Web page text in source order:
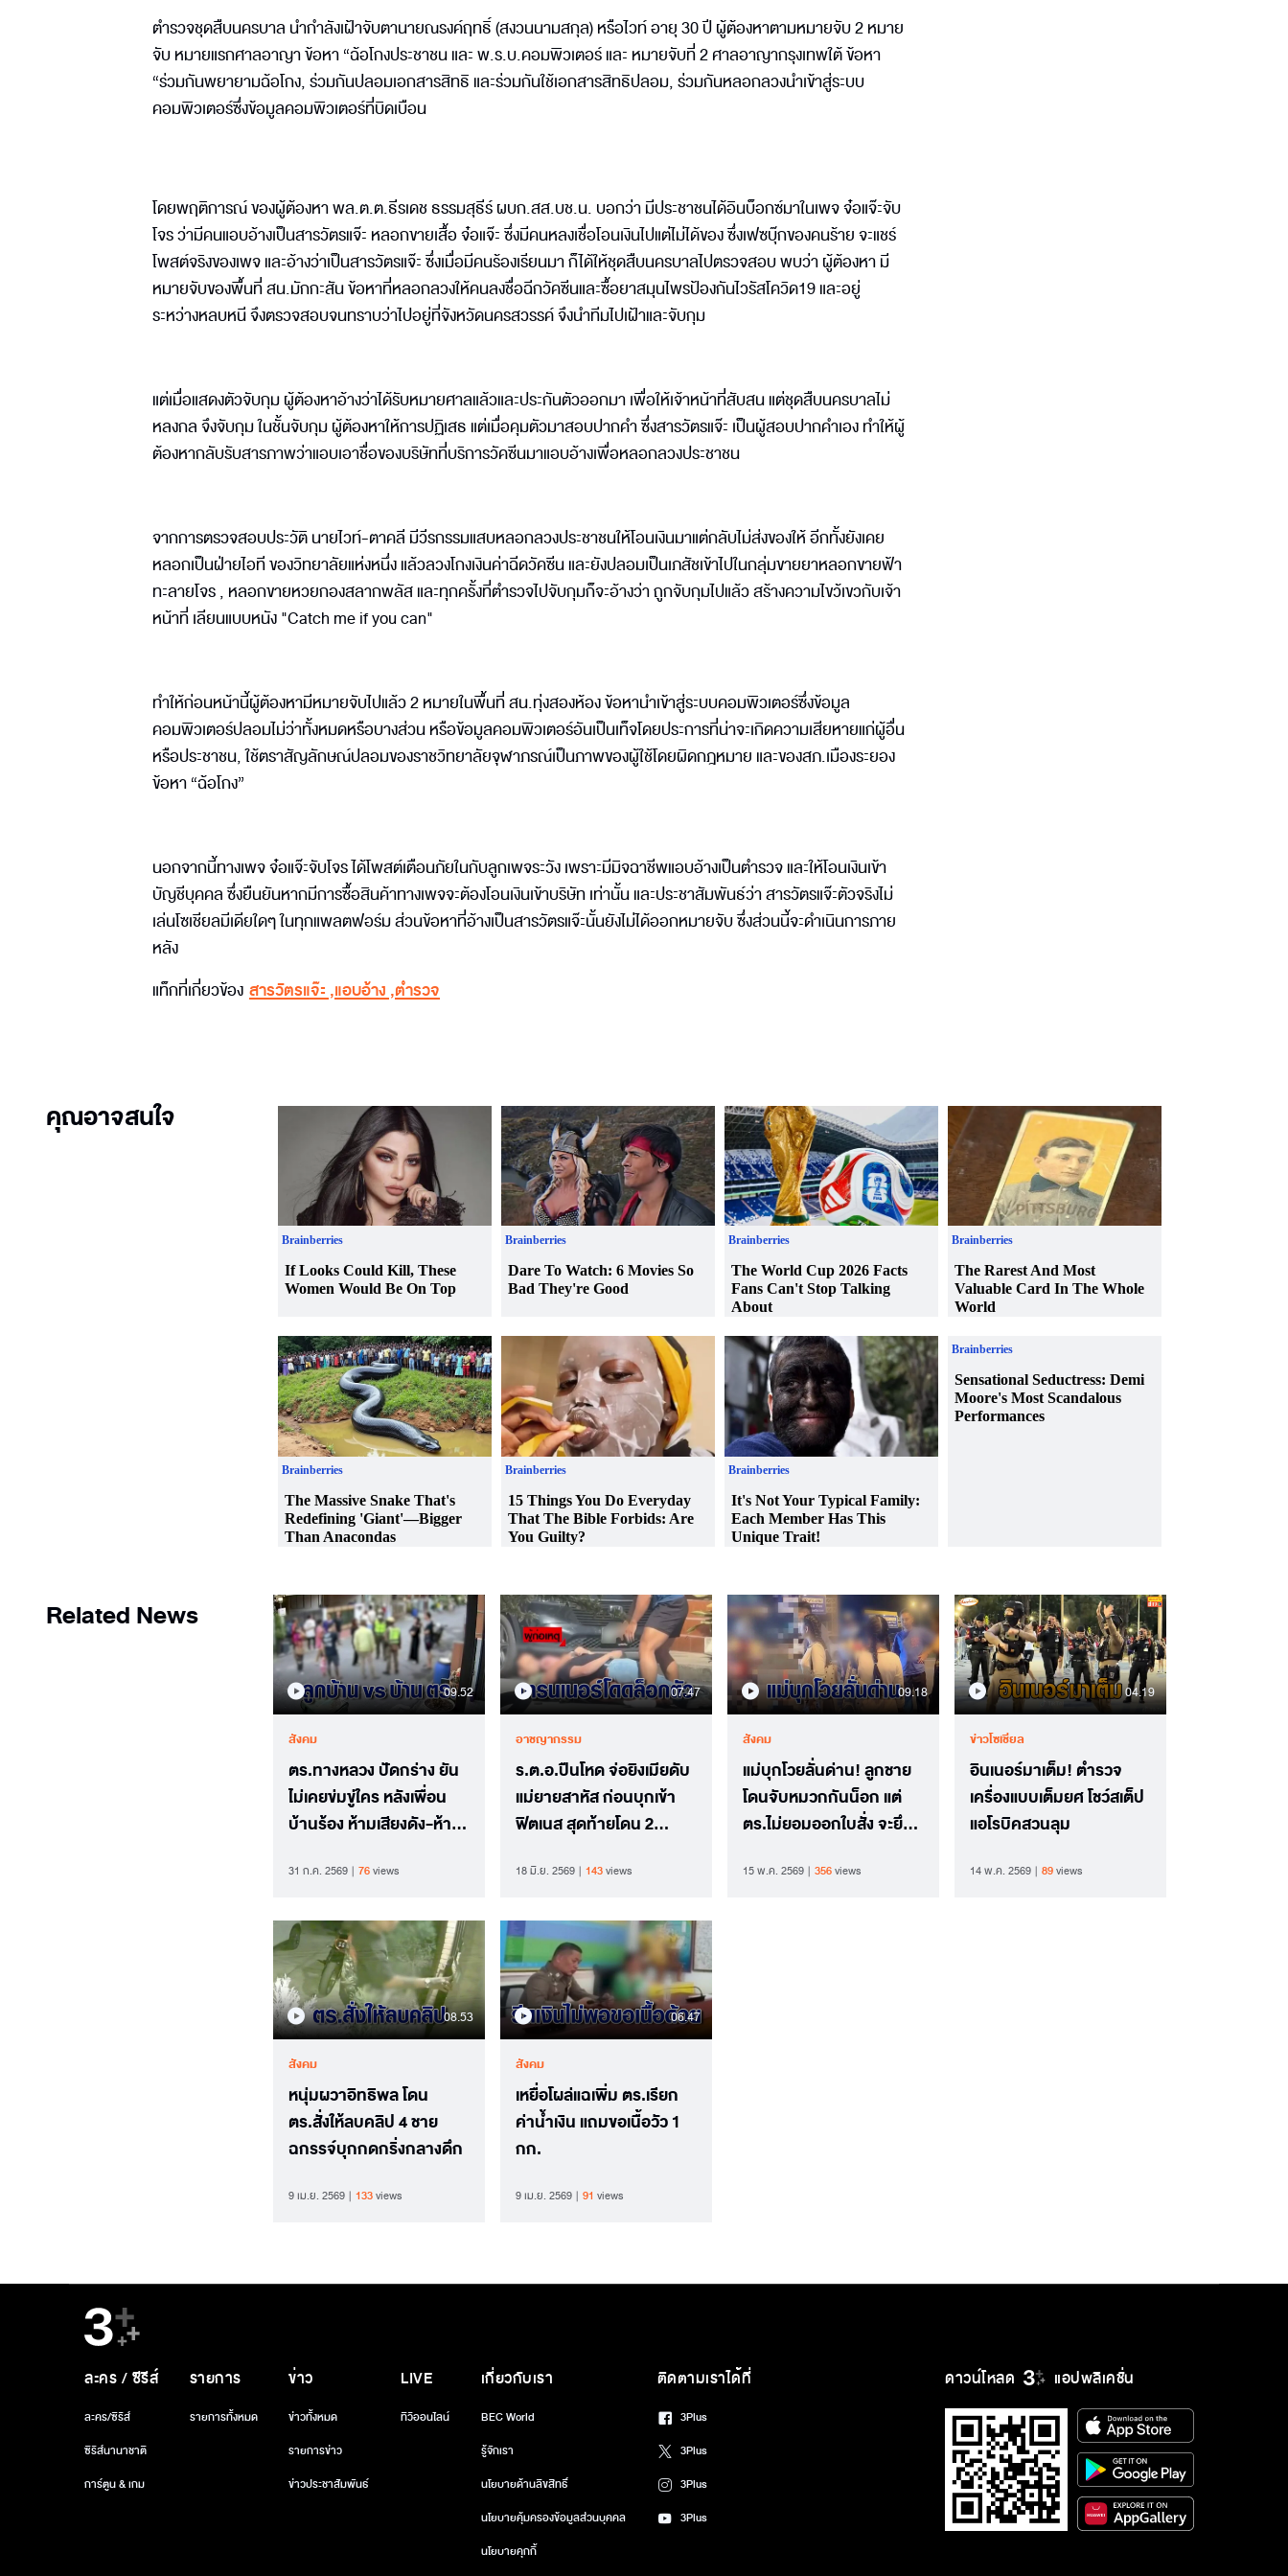
ตำรวจชุดสืบนครบาล นำกำลังเฝ้าจับตานายณรงค์ฤทธิ์ (สงวนนามสกุล) หรือไวท์ อายุ 30 ปี ผู้ต้องหาตามหมายจับ 2 หมาย
จับ หมายแรกศาลอาญา ข้อหา “ฉ้อโกงประชาชน และ พ.ร.บ.คอมพิวเตอร์ และ หมายจับที่ 2 ศาลอาญากรุงเทพใต้ ข้อหา
“ร่วมกันพยายามฉ้อโกง, ร่วมกันปลอมเอกสารสิทธิ และร่วมกันใช้เอกสารสิทธิปลอม, ร่วมกันหลอกลวงนำเข้าสู่ระบบ
คอมพิวเตอร์ซึ่งข้อมูลคอมพิวเตอร์ที่บิดเบือน
โดยพฤติการณ์ ของผู้ต้องหา พล.ต.ต.ธีรเดช ธรรมสุธีร์ ผบก.สส.บช.น. บอกว่า มีประชาชนได้อินบ็อกซ์มาในเพจ จ๋อแจ๊ะจับ
โจร ว่ามีคนแอบอ้างเป็นสารวัตรแจ๊ะ หลอกขายเสื้อ จ๋อแจ๊ะ ซึ่งมีคนหลงเชื่อโอนเงินไปแต่ไม่ได้ของ ซึ่งเฟซบุ๊กของคนร้าย จะแชร์
โพสต์จริงของเพจ และอ้างว่าเป็นสารวัตรแจ๊ะ ซึ่งเมื่อมีคนร้องเรียนมา ก็ได้ให้ชุดสืบนครบาลไปตรวจสอบ พบว่า ผู้ต้องหา มี
หมายจับของพื้นที่ สน.มักกะสัน ข้อหาที่หลอกลวงให้คนลงชื่อฉีกวัคซีนและซื้อยาสมุนไพรป้องกันไวรัสโควิด19 และอยู่
ระหว่างหลบหนี จึงตรวจสอบจนทราบว่าไปอยู่ที่จังหวัดนครสวรรค์ จึงนำทีมไปเฝ้าและจับกุม
แต่เมื่อแสดงตัวจับกุม ผู้ต้องหาอ้างว่าได้รับหมายศาลแล้วและประกันตัวออกมา เพื่อให้เจ้าหน้าที่สับสน แต่ชุดสืบนครบาลไม่
หลงกล จึงจับกุม ในชั้นจับกุม ผู้ต้องหาให้การปฏิเสธ แต่เมื่อคุมตัวมาสอบปากคำ ซึ่งสารวัตรแจ๊ะ เป็นผู้สอบปากคำเอง ทำให้ผู้
ต้องหากลับรับสารภาพว่าแอบเอาชื่อของบริษัทที่บริการวัคซีนมาแอบอ้างเพื่อหลอกลวงประชาชน
จากการตรวจสอบประวัติ นายไวท์-ตาคลี มีวีรกรรมแสบหลอกลวงประชาชนให้โอนเงินมาแต่กลับไม่ส่งของให้ อีกทั้งยังเคย
หลอกเป็นฝ่ายไอที ของวิทยาลัยแห่งหนึ่ง แล้วลวงโกงเงินค่าฉีดวัคซีน และยังปลอมเป็นเภสัชเข้าไปในกลุ่มขายยาหลอกขายฟ้า
ทะลายโจร , หลอกขายหวยกองสลากพลัส และทุกครั้งที่ตำรวจไปจับกุมก็จะอ้างว่า ถูกจับกุมไปแล้ว สร้างความไขว้เขวกับเจ้า
หน้าที่ เลียนแบบหนัง "Catch me if you can"
ทำให้ก่อนหน้านี้ผู้ต้องหามีหมายจับไปแล้ว 2 หมายในพื้นที่ สน.ทุ่งสองห้อง ข้อหานำเข้าสู่ระบบคอมพิวเตอร์ซึ่งข้อมูล
คอมพิวเตอร์ปลอมไม่ว่าทั้งหมดหรือบางส่วน หรือข้อมูลคอมพิวเตอร์อันเป็นเท็จโดยประการที่น่าจะเกิดความเสียหายแก่ผู้อื่น
หรือประชาชน, ใช้ตราสัญลักษณ์ปลอมของราชวิทยาลัยจุฬาภรณ์เป็นภาพของผู้ใช้โดยผิดกฎหมาย และของสภ.เมืองระยอง
ข้อหา “ฉ้อโกง”
นอกจากนี้ทางเพจ จ๋อแจ๊ะจับโจร ได้โพสต์เตือนภัยในกับลูกเพจระวัง เพราะมีมิจฉาชีพแอบอ้างเป็นตำรวจ และให้โอนเงินเข้า
บัญชีบุคคล ซึ่งยืนยันหากมีการซื้อสินค้าทางเพจจะต้องโอนเงินเข้าบริษัท เท่านั้น และประชาสัมพันธ์ว่า สารวัตรแจ๊ะตัวจริงไม่
เล่นโซเชียลมีเดียใดๆ ในทุกแพลตฟอร์ม ส่วนข้อหาที่อ้างเป็นสารวัตรแจ๊ะนั้นยังไม่ได้ออกหมายจับ ซึ่งส่วนนี้จะดำเนินการภาย
หลัง
แท็กที่เกี่ยวข้อง สารวัตรแจ๊ะ ,แอบอ้าง ,ตำรวจ
คุณอาจสนใจ
Related News
09.52
สังคม
ตร.ทางหลวง ปัดกร่าง ยัน
ไม่เคยข่มขู่ใคร หลังเพื่อน
บ้านร้อง ห้ามเสียงดัง-ห้าม
31 ก.ค. 2569 76views
07.47
อาชญากรรม
ร.ต.อ.ปืนโหด จ่อยิงเมียดับ
แม่ยายสาหัส ก่อนบุกเข้า
ฟิตเนส สุดท้ายโดน 2
18 มิ.ย. 2569 143views
09.18
สังคม
แม่บุกโวยลั่นด่าน! ลูกชาย
โดนจับหมวกกันน็อก แต่
ตร.ไม่ยอมออกใบสั่ง จะยึด
15 พ.ค. 2569 356views
04.19
ข่าวโซเชียล
อินเนอร์มาเต็ม! ตำรวจ
เครื่องแบบเต็มยศ โชว์สเต็ป
แอโรบิคสวนลุม
14 พ.ค. 2569 89views
08.53
สังคม
หนุ่มผวาอิทธิพล โดน
ตร.สั่งให้ลบคลิป 4 ชาย
ฉกรรจ์บุกกดกริ่งกลางดึก
9 เม.ย. 2569 133views
06.47
สังคม
เหยื่อโผล่แฉเพิ่ม ตร.เรียก
ค่าน้ำเงิน แถมขอเนื้อวัว 1
กก.
9 เม.ย. 2569 91 views
ดาวน์โหลด แอปพลิเคชั่น
ละคร / ซีรีส์
ละคร/ซีรีส์
ซีรีส์นานาชาติ
การ์ตูน & เกม
รายการ
รายการทั้งหมด
ข่าว
ข่าวทั้งหมด
รายการข่าว
ข่าวประชาสัมพันธ์
LIVE
ทีวีออนไลน์
เกี่ยวกับเรา
BEC World
รู้จักเรา
นโยบายด้านลิขสิทธิ์
นโยบายคุ้มครองข้อมูลส่วนบุคคล
นโยบายคุกกี้
ติดตามเราได้ที่
3Plus
3Plus
3Plus
3Plus